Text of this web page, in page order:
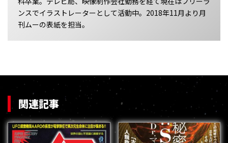
ンスでイラストレーターとして活動中。2018年11月より月
刊ムーの表紙を担当。
関連記事